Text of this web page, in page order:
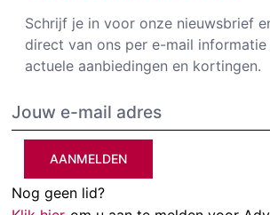
Schrijf je in voor onze nieuwsbrief
direct van ons per e-mail informatie
actuele aanbiedingen en kortingen.
AANMELDEN
Nog geen lid?